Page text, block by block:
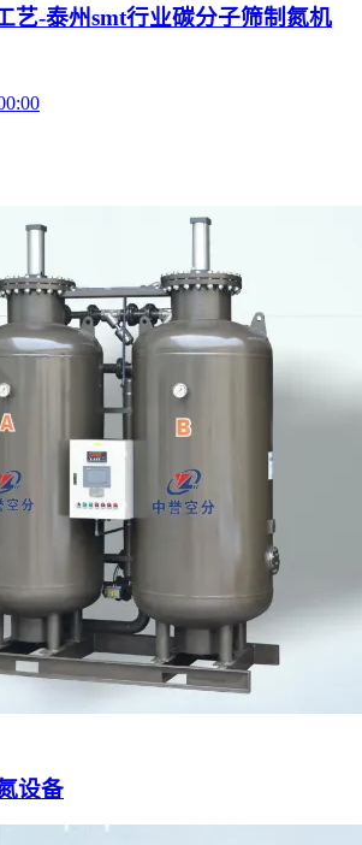
艺-泰州smt行业碳分子筛制氮机
设备